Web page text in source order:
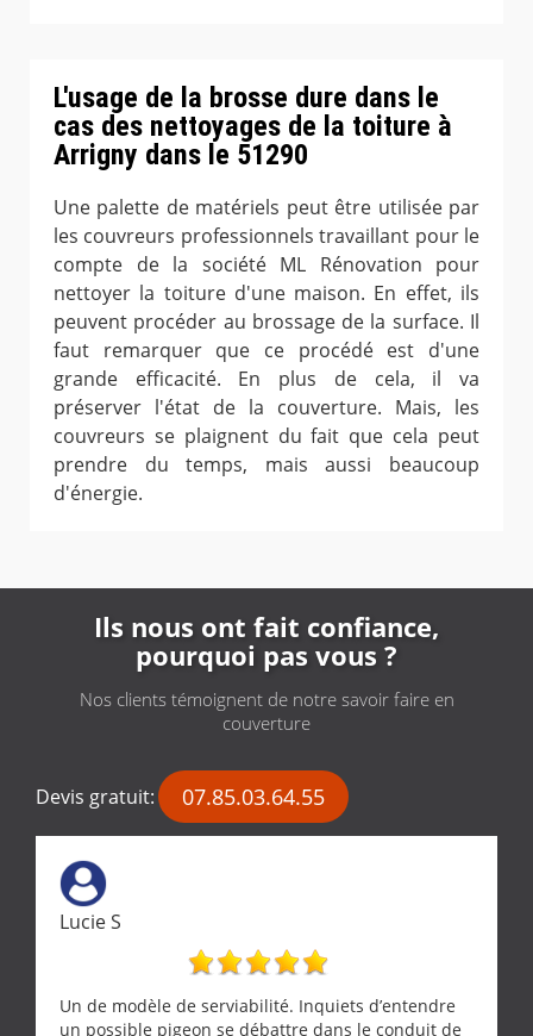
L'usage de la brosse dure dans le
cas des nettoyages de la toiture à
Arrigny dans le 51290
Une palette de matériels peut être utilisée par
les couvreurs professionnels travaillant pour le
compte de la société ML Rénovation pour
nettoyer la toiture d'une maison. En effet, ils
peuvent procéder au brossage de la surface. Il
faut remarquer que ce procédé est d'une
grande efficacité. En plus de cela, il va
préserver l'état de la couverture. Mais, les
couvreurs se plaignent du fait que cela peut
prendre du temps, mais aussi beaucoup
d'énergie.
Ils nous ont fait confiance,
pourquoi pas vous ?
Nos clients témoignent de notre savoir faire en
couverture
Devis gratuit: 07.85.03.64.55
Lucie S
Un de modèle de serviabilité. Inquiets d’entendre
un possible pigeon se débattre dans le conduit de